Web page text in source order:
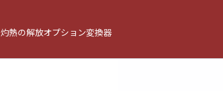
灼熱の解放オプション変換器